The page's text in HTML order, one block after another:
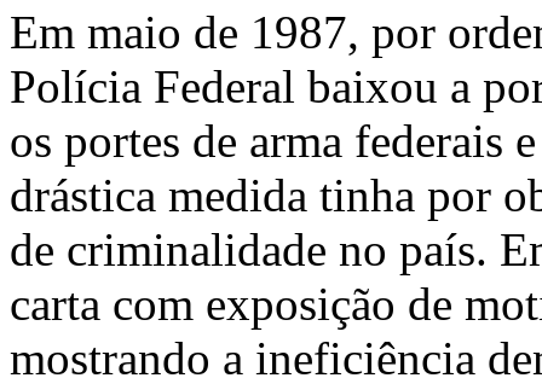
Em maio de 1987, por
Polícia Federal baixou a
os portes de arma federais
drástica medida tinha por
de criminalidade no país.
carta com exposição de
mostrando a ineficiência